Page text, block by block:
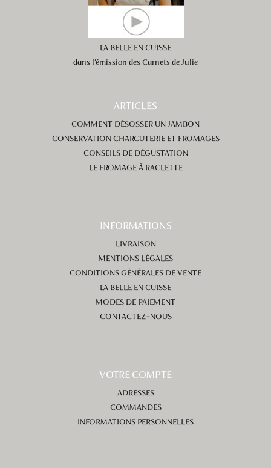
LA BELLE EN CUISSE
dans l’émission des Carnets de Julie
ARTICLES
COMMENT DÉSOSSER UN JAMBON
CONSERVATION CHARCUTERIE ET FROMAGES
CONSEILS DE DÉGUSTATION
LE FROMAGE À RACLETTE
INFORMATIONS
LIVRAISON
MENTIONS LÉGALES
CONDITIONS GÉNÉRALES DE VENTE
LA BELLE EN CUISSE
MODES DE PAIEMENT
CONTACTEZ-NOUS
VOTRE COMPTE
ADRESSES
COMMANDES
INFORMATIONS PERSONNELLES